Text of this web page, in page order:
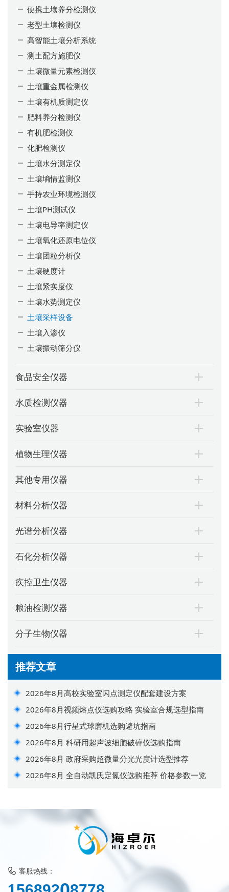
便携土壤养分检测仪
老型土壤检测仪
高智能土壤分析系统
测土配方施肥仪
土壤微量元素检测仪
土壤重金属检测仪
土壤有机质测定仪
肥料养分检测仪
有机肥检测仪
化肥检测仪
土壤水分测定仪
土壤墒情监测仪
手持农业环境检测仪
土壤PH测试仪
土壤电导率测定仪
土壤氧化还原电位仪
土壤团粒分析仪
土壤硬度计
土壤紧实度仪
土壤水势测定仪
土壤采样设备
土壤入渗仪
土壤振动筛分仪
食品安全仪器
水质检测仪器
实验室仪器
植物生理仪器
其他专用仪器
材料分析仪器
光谱分析仪器
石化分析仪器
疾控卫生仪器
粮油检测仪器
分子生物仪器
推荐文章
2026年8月高校实验室闪点测定仪配套建设方案
2026年8月视频熔点仪选购攻略 实验室合规选型指南
2026年8月行星式球磨机选购避坑指南
2026年8月 科研用超声波细胞破碎仪选购指南
2026年8月 政府采购超微量分光光度计选型推荐
2026年8月 全自动凯氏定氮仪选购推荐 价格参数一览
客服热线：